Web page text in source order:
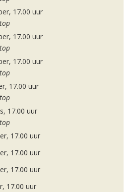
17.00 uur
17.00 uur
17.00 uur
17.00 uur
17.00 uur
17.00 uur
17.00 uur
17.00 uur
17.00 uur